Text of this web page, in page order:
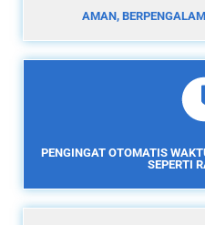
AMAN,
PENGINGAT OTOMATIS
SEPERTI